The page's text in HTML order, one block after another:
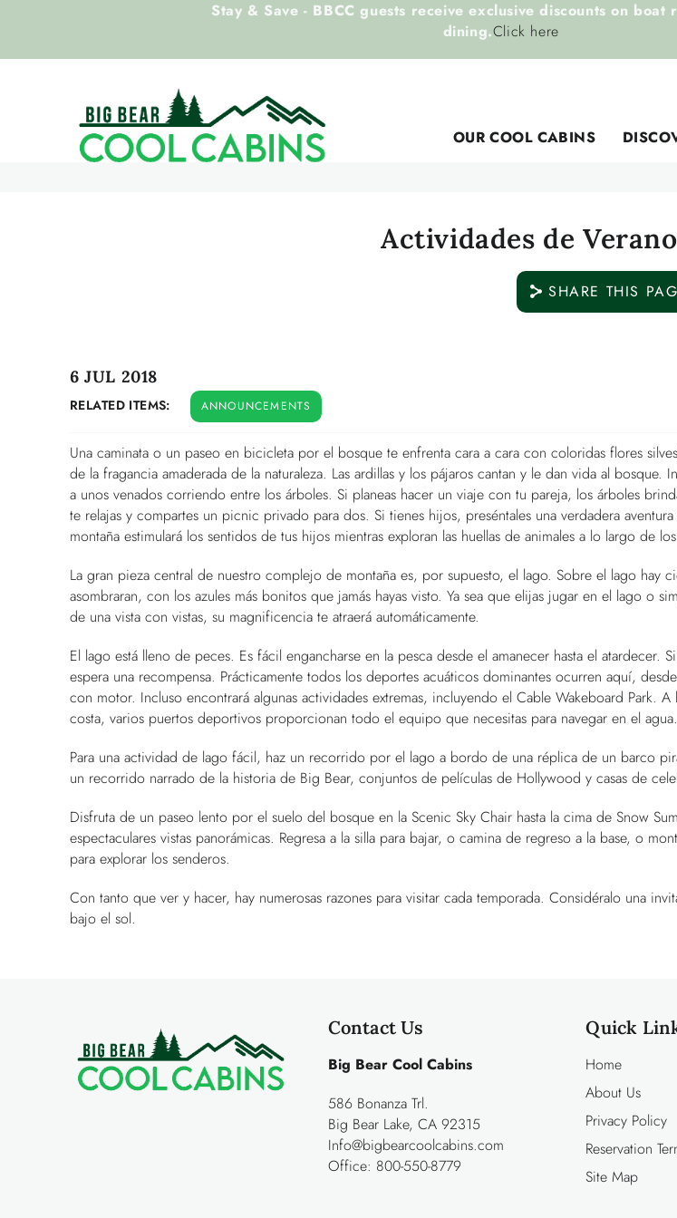
OUR COOL CABINS
Stay & Save - BBCC guests receive exclusive discounts on boat
dining.Click here
Actividades de
SHARE THIS
You are here
6 JUL 2018
RELATED ITEMS: ANNOUNCEMENTS
Una caminata o un paseo en bicicleta por el bosque te enfrenta cara a cara con coloridas flores
de la fragancia amaderada de la naturaleza. Las ardillas y los pájaros cantan y le dan vida al bosque.
a unos venados corriendo entre los árboles. Si planeas hacer un viaje con tu pareja, los árboles
te relajas y compartes un picnic privado para dos. Si tienes hijos, preséntales una verdadera
montaña estimulará los sentidos de tus hijos mientras exploran las huellas de animales a lo largo de
La gran pieza central de nuestro complejo de montaña es, por supuesto, el lago. Sobre el lago hay
asombraran, con los azules más bonitos que jamás hayas visto. Ya sea que elijas jugar en el lago o
de una vista con vistas, su magnificencia te atraerá automáticamente.
El lago está lleno de peces. Es fácil engancharse en la pesca desde el amanecer hasta el atardecer.
espera una recompensa. Prácticamente todos los deportes acuáticos dominantes ocurren aquí,
con motor. Incluso encontrará algunas actividades extremas, incluyendo el Cable Wakeboard Park.
costa, varios puertos deportivos proporcionan todo el equipo que necesitas para navegar en el agua.
Para una actividad de lago fácil, haz un recorrido por el lago a bordo de una réplica de un barco
un recorrido narrado de la historia de Big Bear, conjuntos de películas de Hollywood y casas de
Disfruta de un paseo lento por el suelo del bosque en la Scenic Sky Chair hasta la cima de Snow
espectaculares vistas panorámicas. Regresa a la silla para bajar, o camina de regreso a la base, o
para explorar los senderos.
Con tanto que ver y hacer, hay numerosas razones para visitar cada temporada. Considéralo una
bajo el sol.
Contact Us
Big Bear Cool Cabins
586 Bonanza Trl.
Big Bear Lake, CA 92315
Info@bigbearcoolcabins.com
Office: 800-550-8779
Quick
Home
About Us
Privacy Policy
Reservation
Site Map